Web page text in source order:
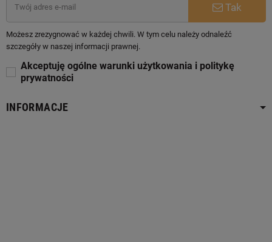
Tak
Możesz zrezygnować w każdej chwili. W tym celu należy odnaleźć
szczegóły w naszej informacji prawnej.
Akceptuję ogólne warunki użytkowania i politykę
prywatności
INFORMACJE